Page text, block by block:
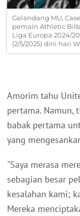
Gelandang MU,
pemain Athletic
Liga Europa 2024/
(2/5/2025) dini hari
Amorim tahu
pertama. Namun,
babak pertama
yang
"Saya merasa
sebagian besar
kesalahan kami;
Mereka